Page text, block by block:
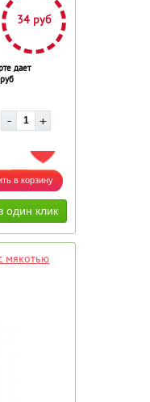
34 руб
дает
ДОБАВИТЬ В ИЗБРАННОЕ
мякотью